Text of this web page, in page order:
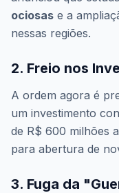
ociosas e a
nessas regiões.
2. Freio nos
A ordem agora é
um investimento
de R$ 600 milhões
para abertura de
3. Fuga da